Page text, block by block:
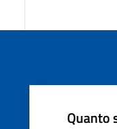
Quanto